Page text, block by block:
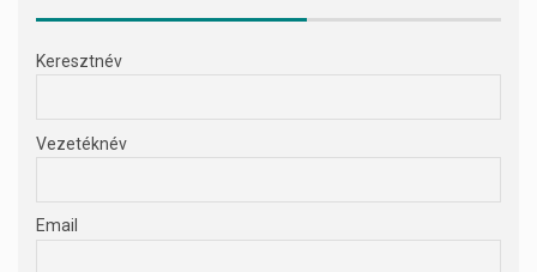
Keresztnév
Vezetéknév
Email